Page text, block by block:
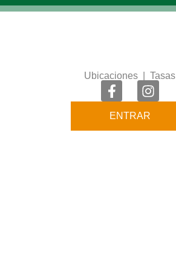
Ubicaciones |Tasas
ENTRAR